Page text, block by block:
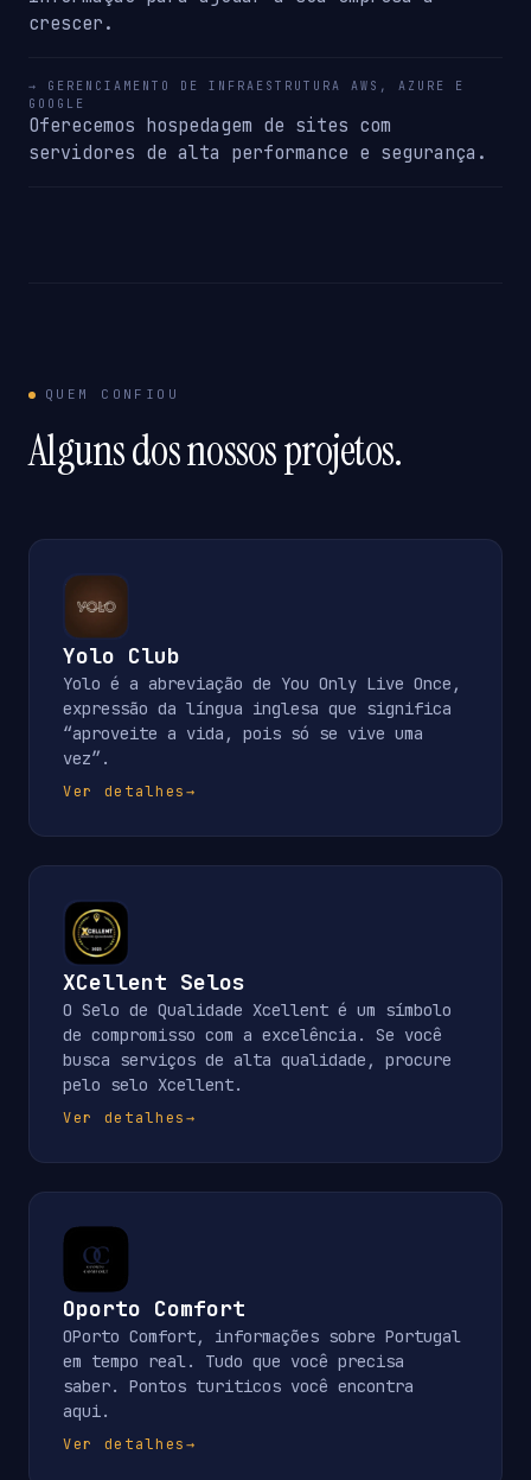
crescer.
→ GERENCIAMENTO DE INFRAESTRUTURA AWS, AZURE E
GOOGLE
Oferecemos hospedagem de sites com
servidores de alta performance e segurança.
QUEM CONFIOU
Alguns dos nossos projetos.
Yolo Club
Yolo é a abreviação de You Only Live Once,
expressão da língua inglesa que significa
“aproveite a vida, pois só se vive uma
vez”.
Ver detalhes→
XCellent Selos
O Selo de Qualidade Xcellent é um símbolo
de compromisso com a excelência. Se você
busca serviços de alta qualidade, procure
pelo selo Xcellent.
Ver detalhes→
Oporto Comfort
OPorto Comfort, informações sobre Portugal
em tempo real. Tudo que você precisa
saber. Pontos turiticos você encontra
aqui.
Ver detalhes→